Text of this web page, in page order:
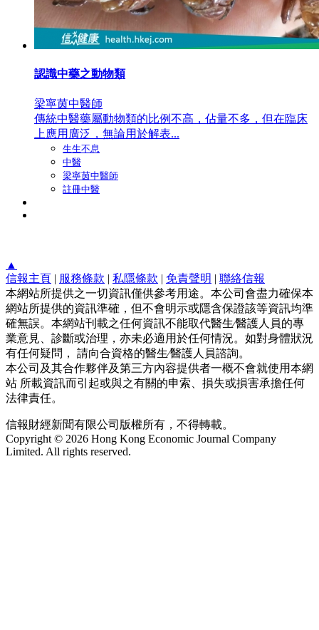
認識中藥之動物類
梁寧茵中醫師
傳統中醫藥屬動物類的比例不高，佔量不多，但在臨床
上應用廣泛，無論用於解表...
生生不息
中醫
梁寧茵中醫師
註冊中醫
▲
信報主頁 | 服務條款 | 私隱條款 | 免責聲明 | 聯絡信報
本網站所提供之一切資訊僅供參考用途。本公司會盡力確保本
網站所提供的資訊準確，但不會明示或隱含保證該等資訊均準
確無誤。本網站刊載之任何資訊不能取代醫生∕醫護人員的專
業意見、診斷或治理，亦未必適用於任何情況。如對身體狀況
有任何疑問， 請向合資格的醫生∕醫護人員諮詢。
本公司及其合作夥伴及第三方內容提供者一概不會就使用本網
站 所載資訊而引起或與之有關的申索、損失或損害承擔任何
法律責任。
信報財經新聞有限公司版權所有，不得轉載。
Copyright © 2026 Hong Kong Economic Journal Company
Limited. All rights reserved.